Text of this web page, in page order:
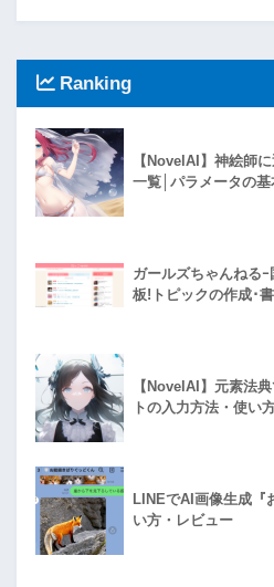
Ranking
【NovelAI】神絵師
一覧│パラメータの
ガールズちゃんねる
板!トピックの作成･
【NovelAI】元素法
トの入力方法・使い
LINEでAI画像生成『
い方・レビュー